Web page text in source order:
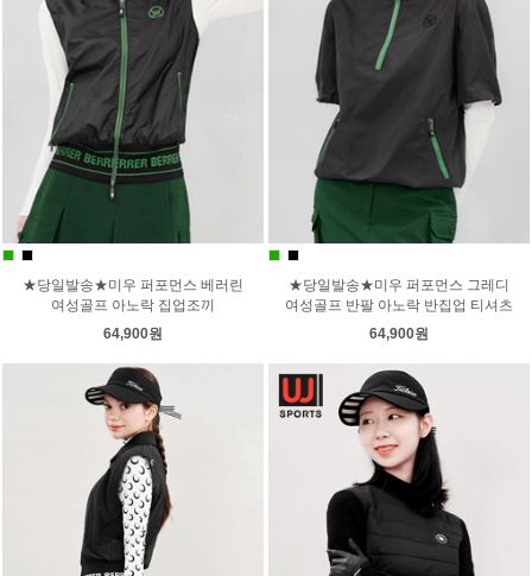
★당일발송★미우 퍼포먼스 베러린
여성골프 아노락 집업조끼
64,900원
★당일발송★미우 퍼포먼스 그레디
여성골프 반팔 아노락 반집업 티셔츠
64,900원